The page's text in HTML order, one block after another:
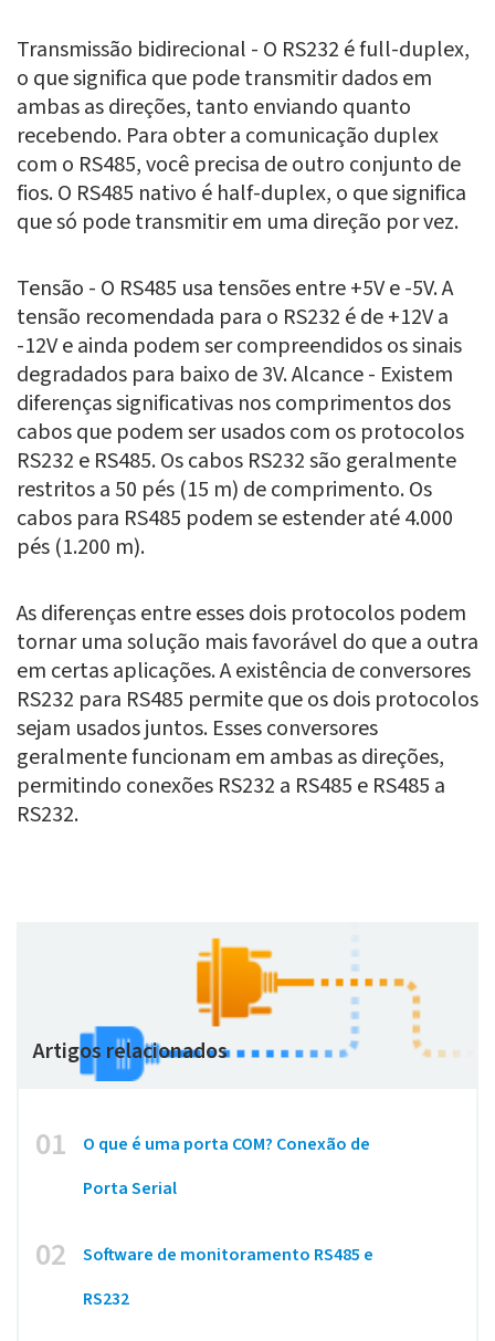
Transmissão bidirecional - O RS232 é full-duplex,
o que significa que pode transmitir dados em
ambas as direções, tanto enviando quanto
recebendo. Para obter a comunicação duplex
com o RS485, você precisa de outro conjunto de
fios. O RS485 nativo é half-duplex, o que significa
que só pode transmitir em uma direção por vez.
Tensão - O RS485 usa tensões entre +5V e -5V. A
tensão recomendada para o RS232 é de +12V a
-12V e ainda podem ser compreendidos os sinais
degradados para baixo de 3V. Alcance - Existem
diferenças significativas nos comprimentos dos
cabos que podem ser usados com os protocolos
RS232 e RS485. Os cabos RS232 são geralmente
restritos a 50 pés (15 m) de comprimento. Os
cabos para RS485 podem se estender até 4.000
pés (1.200 m).
As diferenças entre esses dois protocolos podem
tornar uma solução mais favorável do que a outra
em certas aplicações. A existência de conversores
RS232 para RS485 permite que os dois protocolos
sejam usados juntos. Esses conversores
geralmente funcionam em ambas as direções,
permitindo conexões RS232 a RS485 e RS485 a
RS232.
Artigos relacionados
01
O que é uma porta COM? Conexão de
Porta Serial
02
Software de monitoramento RS485 e
RS232